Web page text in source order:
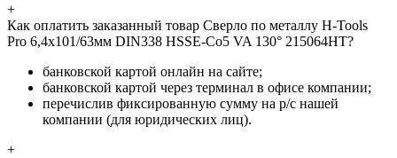
+
Как оплатить заказанный товар Сверло по металлу H-Tools
Pro 6,4x101/63мм DIN338 HSSE-Co5 VA 130° 215064HT?
банковской картой онлайн на сайте;
банковской картой через терминал в офисе компании;
перечислив фиксированную сумму на р/с нашей
компании (для юридических лиц).
+